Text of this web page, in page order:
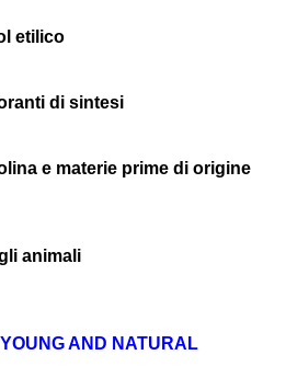
etilico
di sintesi
e materie prime di origine
animali
AND NATURAL